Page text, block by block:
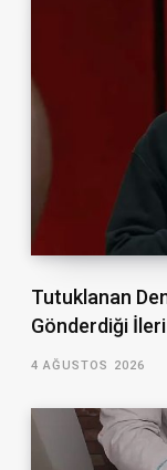
Tutuklanan
Gönderdiği
4 AĞUSTOS 2026